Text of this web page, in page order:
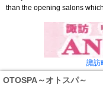
than the opening salons
諏訪
OTOSPA～オトスパ～